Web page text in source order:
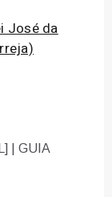
José da